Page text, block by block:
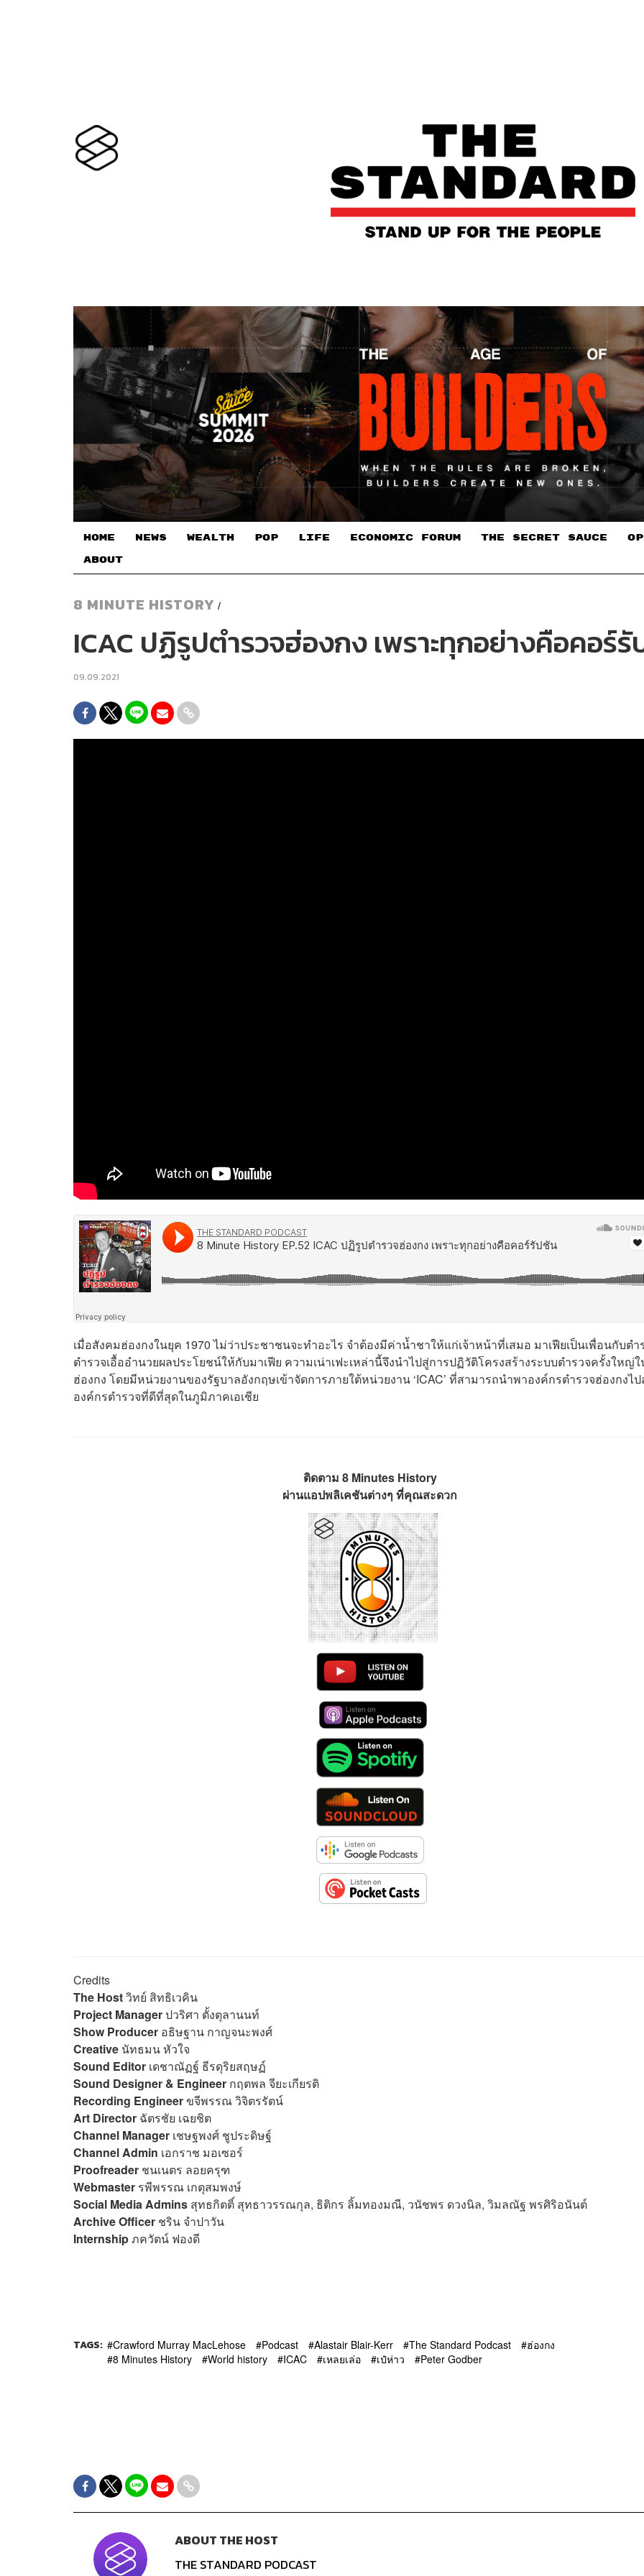
HOME NEWS WEALTH POP LIFE ECONOMIC FORUM THE SECRET SAUCE​
ABOUT
8 MINUTE HISTORY /
ICAC ปฏิรูปตำรวจฮ่องกง เพราะทุกอย่างคือคอร์
09.09.2021
เมื่อสังคมฮ่องกงในยุค 1970 ไม่ว่าประชาชนจะทำอะไร จำต้องมีค่าน้ำชาให้แก่เจ้าหน้าที่เสมอ มาเฟียเป็นเพื่อนกับตำ
ตำรวจเอื้ออำนวยผลประโยชน์ให้กับมาเฟีย ความเน่าเฟะเหล่านี้จึงนำไปสู่การปฏิวัติโครงสร้างระบบตำรวจครั้งใหญ่
ฮ่องกง โดยมีหน่วยงานของรัฐบาลอังกฤษเข้าจัดการภายใต้หน่วยงาน ‘ICAC’ ที่สามารถนำพาองค์กรตำรวจฮ่องกงไ
องค์กรตำรวจที่ดีที่สุดในภูมิภาคเอเชีย
ติดตาม 8 Minutes History
ผ่านแอปพลิเคชันต่างๆ ที่คุณสะดวก
Credits
The Hostวิทย์ สิทธิเวคิน
Project Managerปวริศา ตั้งตุลานนท์
Show Producer อธิษฐาน กาญจนะพงศ์
Creative นัทธมน หัวใจ
Sound Editor เดชาณัฏฐ์ ธีรดุริยสฤษฏ์
Sound Designer & Engineer กฤตพล จียะเกียรติ
Recording Engineerขจีพรรณ วิจิตรรัตน์
Art Director ฉัตรชัย เฉยชิต
Channel Manager เชษฐพงศ์ ชูประดิษฐ์
Channel Admin เอกราช มอเซอร์
Proofreader ชนเนตร ลอยครุฑ
Webmaster รพีพรรณ เกตุสมพงษ์
Social Media Admins สุทธกิตติ์​ สุทธาวรรณกุล, ธิติกร ลิ้มทองมณี, วนัชพร ดวงนิล, วิมลณัฐ พรศิริอนันต์
Archive Officer ชริน จำปาวัน
Internshipภควัตน์ ฟองดี
TAGS: Crawford Murray MacLehose Podcast Alastair Blair-Kerr The Standard Podcast
ฮ่องกง
8 Minutes History
World history ICAC เหลยเล่อ เป๋ห่าว Peter Godber
ABOUT THE HOST
THE STANDARD PODCAST